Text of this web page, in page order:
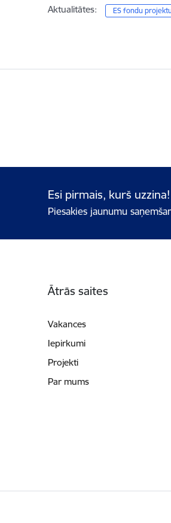
Aktualitātes: ES fondu
Esi pirmais, kurš uzzina!
Piesakies jaunumu
Ātrās saites
Vakances
Iepirkumi
Projekti
Par mums